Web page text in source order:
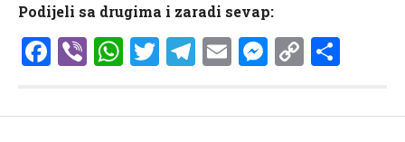
Podijeli sa drugima i zaradi sevap:
Facebook
ViberWhatsApp
Twitter
Telegram
EmailCopy